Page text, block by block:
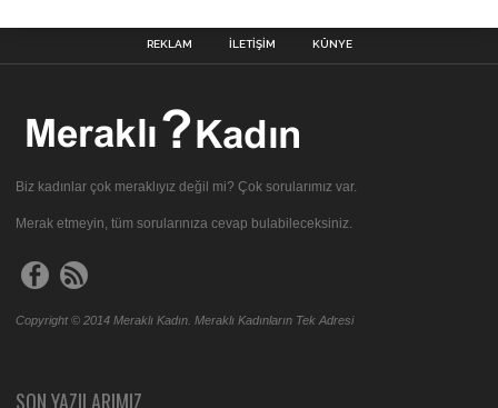
REKLAM İLETIŞIM KÜNYE
Biz kadınlar çok meraklıyız değil mi? Çok sorularımız var.
Merak etmeyin, tüm sorularınıza cevap bulabileceksiniz.
Copyright © 2014 Meraklı Kadın. Meraklı Kadınların Tek Adresi
SON YAZILARIMIZ